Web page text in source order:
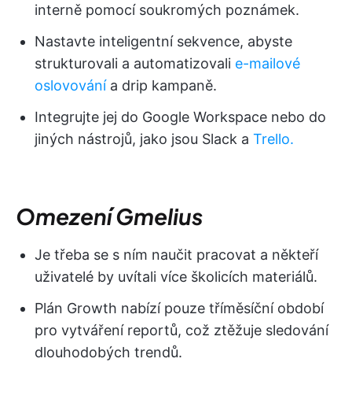
interně pomocí soukromých poznámek.
Nastavte inteligentní sekvence, abyste
strukturovali a automatizovali e-mailové
oslovovánía drip kampaně.
Integrujte jej do Google Workspace nebo do
jiných nástrojů, jako jsou Slack a Trello.
Omezení Gmelius
Je třeba se s ním naučit pracovat a někteří
uživatelé by uvítali více školicích materiálů.
Plán Growth nabízí pouze tříměsíční období
pro vytváření reportů, což ztěžuje sledování
dlouhodobých trendů.